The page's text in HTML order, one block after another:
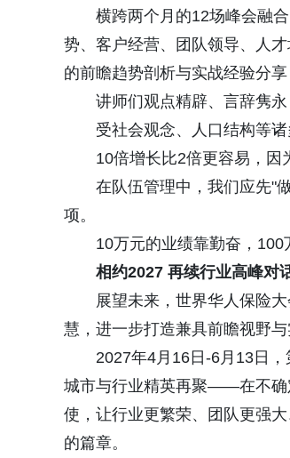
横跨两个月的12场峰会融合
势、客户经营、团队领导、人
的前瞻趋势剖析与实战经验分
讲师们观点精辟、言辞隽永
受社会观念、人口结构等诸
10倍增长比2倍更容易，因为
在队伍管理中，我们应先"做
项。
10万元的业绩靠勤奋，100万
相约2027 再续行业高峰对
展望未来，世界华人保险大
慧，进一步打造兼具前瞻视野与
2027年4月16日-6月13日，
城市与行业精英再聚——在不确
使，让行业更繁荣、团队更强
的篇章。